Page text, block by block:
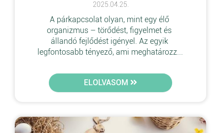
2025.04.25.
A párkapcsolat olyan, mint egy élő
organizmus – törődést, figyelmet és
állandó fejlődést igényel. Az egyik
legfontosabb tényező, ami meghatározz...
ELOLVASOM